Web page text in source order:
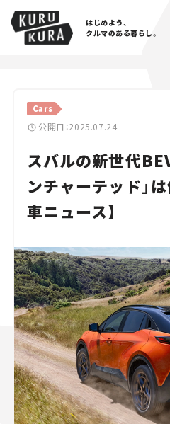
はじめよう、
クルマのある暮らし。
Cars
公開日：2025.07.24
スバルの新世代
ンチャーテッド」
車ニュース】
Cars
Lifestyle
Traffic
Special
Series
Campaign
人気のハッシュタグ
スズキ ジムニー｜Suzuki Jimny
マツダ｜Mazda
マツダ ロー